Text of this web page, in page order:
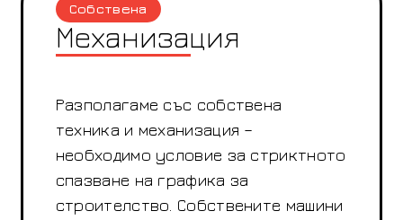
Собствена
Механизация
Разполагаме със собствена
техника и механизация –
необходимо условие за стриктното
спазване на графика за
строителство. Собствените машини